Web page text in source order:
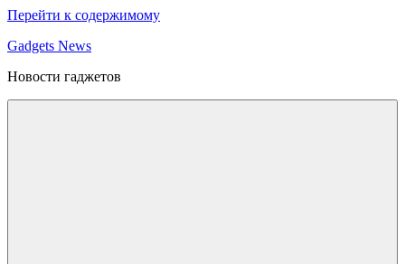
Перейти к содержимому
Gadgets News
Новости гаджетов